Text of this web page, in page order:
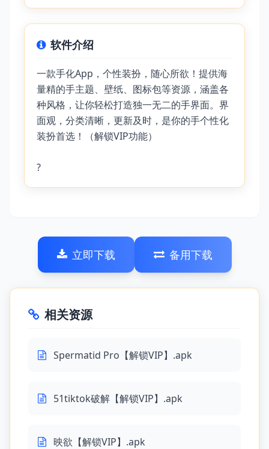
软件介绍
一款手化App，个性装扮，随心所欲！提供海
量精的手主题、壁纸、图标包等资源，涵盖各
种风格，让你轻松打造独一无二的手界面。界
面观，分类清晰，更新及时，是你的手个性化
装扮首选！（解锁VIP功能）
?
立即下载 备用下载
相关资源
Spermatid Pro【解锁VIP】.apk
51tiktok破解【解锁VIP】.apk
映欲【解锁VIP】.apk